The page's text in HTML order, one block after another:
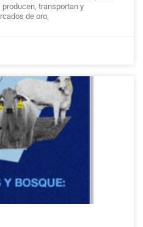
transportan y
de oro,